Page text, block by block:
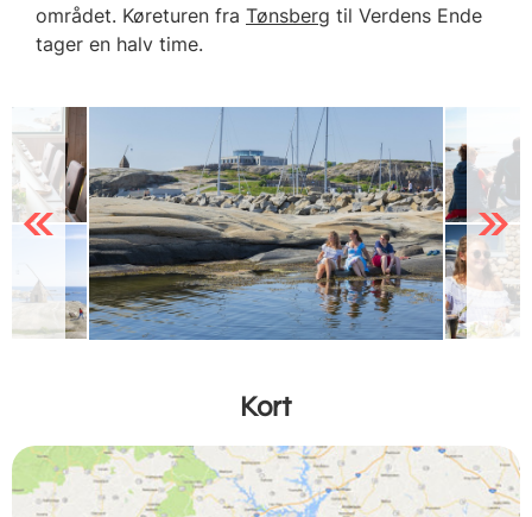
området. Køreturen fra Tønsberg til Verdens Ende
tager en halv time.
Previous Next
Kort